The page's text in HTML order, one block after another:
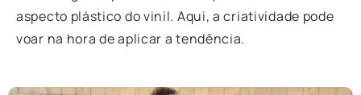
aspecto plástico do vinil. Aqui, a criatividade pode
voar na hora de aplicar a tendência.